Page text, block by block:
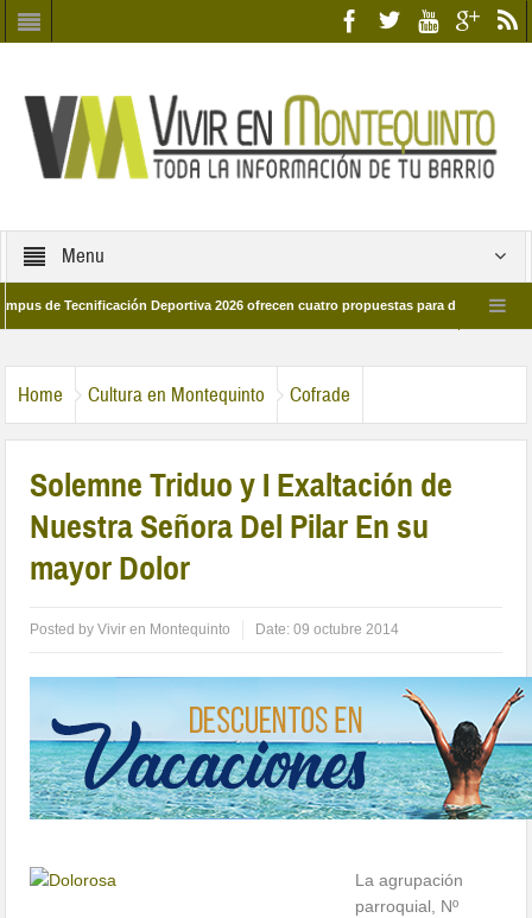
Menu
Tecnificación Deportiva 2026 ofrecen cuatro propuestas para disfrutar del
Home Cultura en Montequinto Cofrade
Solemne Triduo y I Exaltación de
Nuestra Señora Del Pilar En su
mayor Dolor
Posted byVivir en Montequinto Date:09 octubre 2014
La agrupación
parroquial, Nº